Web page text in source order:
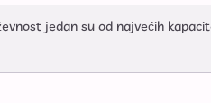
jedan su od najvećih